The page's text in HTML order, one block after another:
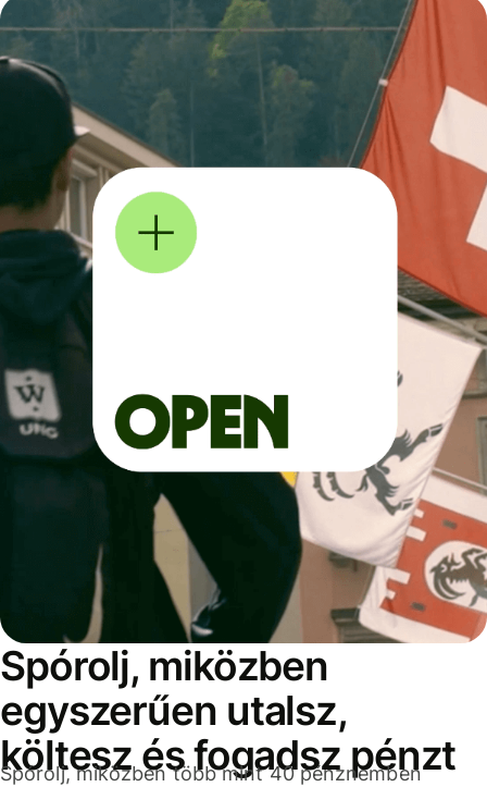
Spórolj, miközben
egyszerűen utalsz,
költesz és fogadsz pénzt
Spórolj, miközben több mint 40 pénznemben